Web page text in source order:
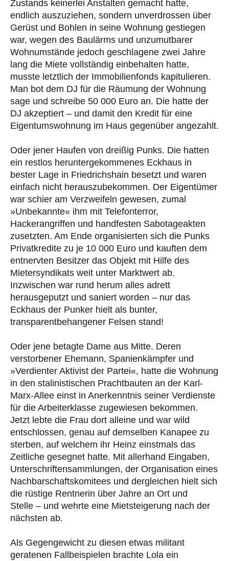
Zustands keinerlei Anstalten gemacht hatte,
endlich auszuziehen, sondern unverdrossen über
Gerüst und Bohlen in seine Wohnung gestiegen
war, wegen des Baulärms und unzumutbarer
Wohnumstände jedoch geschlagene zwei Jahre
lang die Miete vollständig einbehalten hatte,
musste letztlich der Immobilienfonds kapitulieren.
Man bot dem DJ für die Räumung der Wohnung
sage und schreibe 50 000 Euro an. Die hatte der
DJ akzeptiert – und damit den Kredit für eine
Eigentumswohnung im Haus gegenüber angezahlt.
Oder jener Haufen von dreißig Punks. Die hatten
ein restlos heruntergekommenes Eckhaus in
bester Lage in Friedrichshain besetzt und waren
einfach nicht herauszubekommen. Der Eigentümer
war schier am Verzweifeln gewesen, zumal
»Unbekannte« ihm mit Telefonterror,
Hackerangriffen und handfesten Sabotageakten
zusetzten. Am Ende organisierten sich die Punks
Privatkredite zu je 10 000 Euro und kauften dem
entnervten Besitzer das Objekt mit Hilfe des
Mietersyndikats weit unter Marktwert ab.
Inzwischen war rund herum alles adrett
herausgeputzt und saniert worden – nur das
Eckhaus der Punker hielt als bunter,
transparentbehangener Felsen stand!
Oder jene betagte Dame aus Mitte. Deren
verstorbener Ehemann, Spanienkämpfer und
»Verdienter Aktivist der Partei«, hatte die Wohnung
in den stalinistischen Prachtbauten an der Karl-
Marx-Allee einst in Anerkenntnis seiner Verdienste
für die Arbeiterklasse zugewiesen bekommen.
Jetzt lebte die Frau dort alleine und war wild
entschlossen, genau auf demselben Kanapee zu
sterben, auf welchem ihr Heinz einstmals das
Zeitliche gesegnet hatte. Mit allerhand Eingaben,
Unterschriftensammlungen, der Organisation eines
Nachbarschaftskomitees und dergleichen hielt sich
die rüstige Rentnerin über Jahre an Ort und
Stelle – und wehrte eine Mietsteigerung nach der
nächsten ab.
Als Gegengewicht zu diesen etwas militant
geratenen Fallbeispielen brachte Lola ein